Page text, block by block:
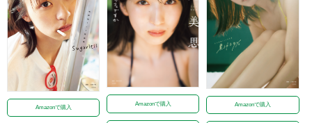
Amazonで購入
Amazonで購入 Amazonで購入